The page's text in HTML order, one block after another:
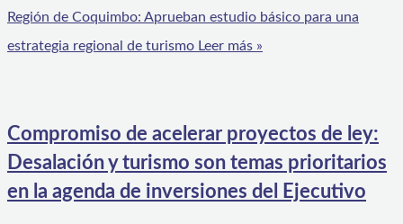
Región de Coquimbo: Aprueban estudio básico para una
estrategia regional de turismo Leer más »
Compromiso de acelerar proyectos de ley:
Desalación y turismo son temas prioritarios
en la agenda de inversiones del Ejecutivo